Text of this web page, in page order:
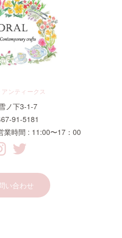
ンティークス
ノ下3-1-7
91-5181
時間 : 11:00〜17：00
い合わせ